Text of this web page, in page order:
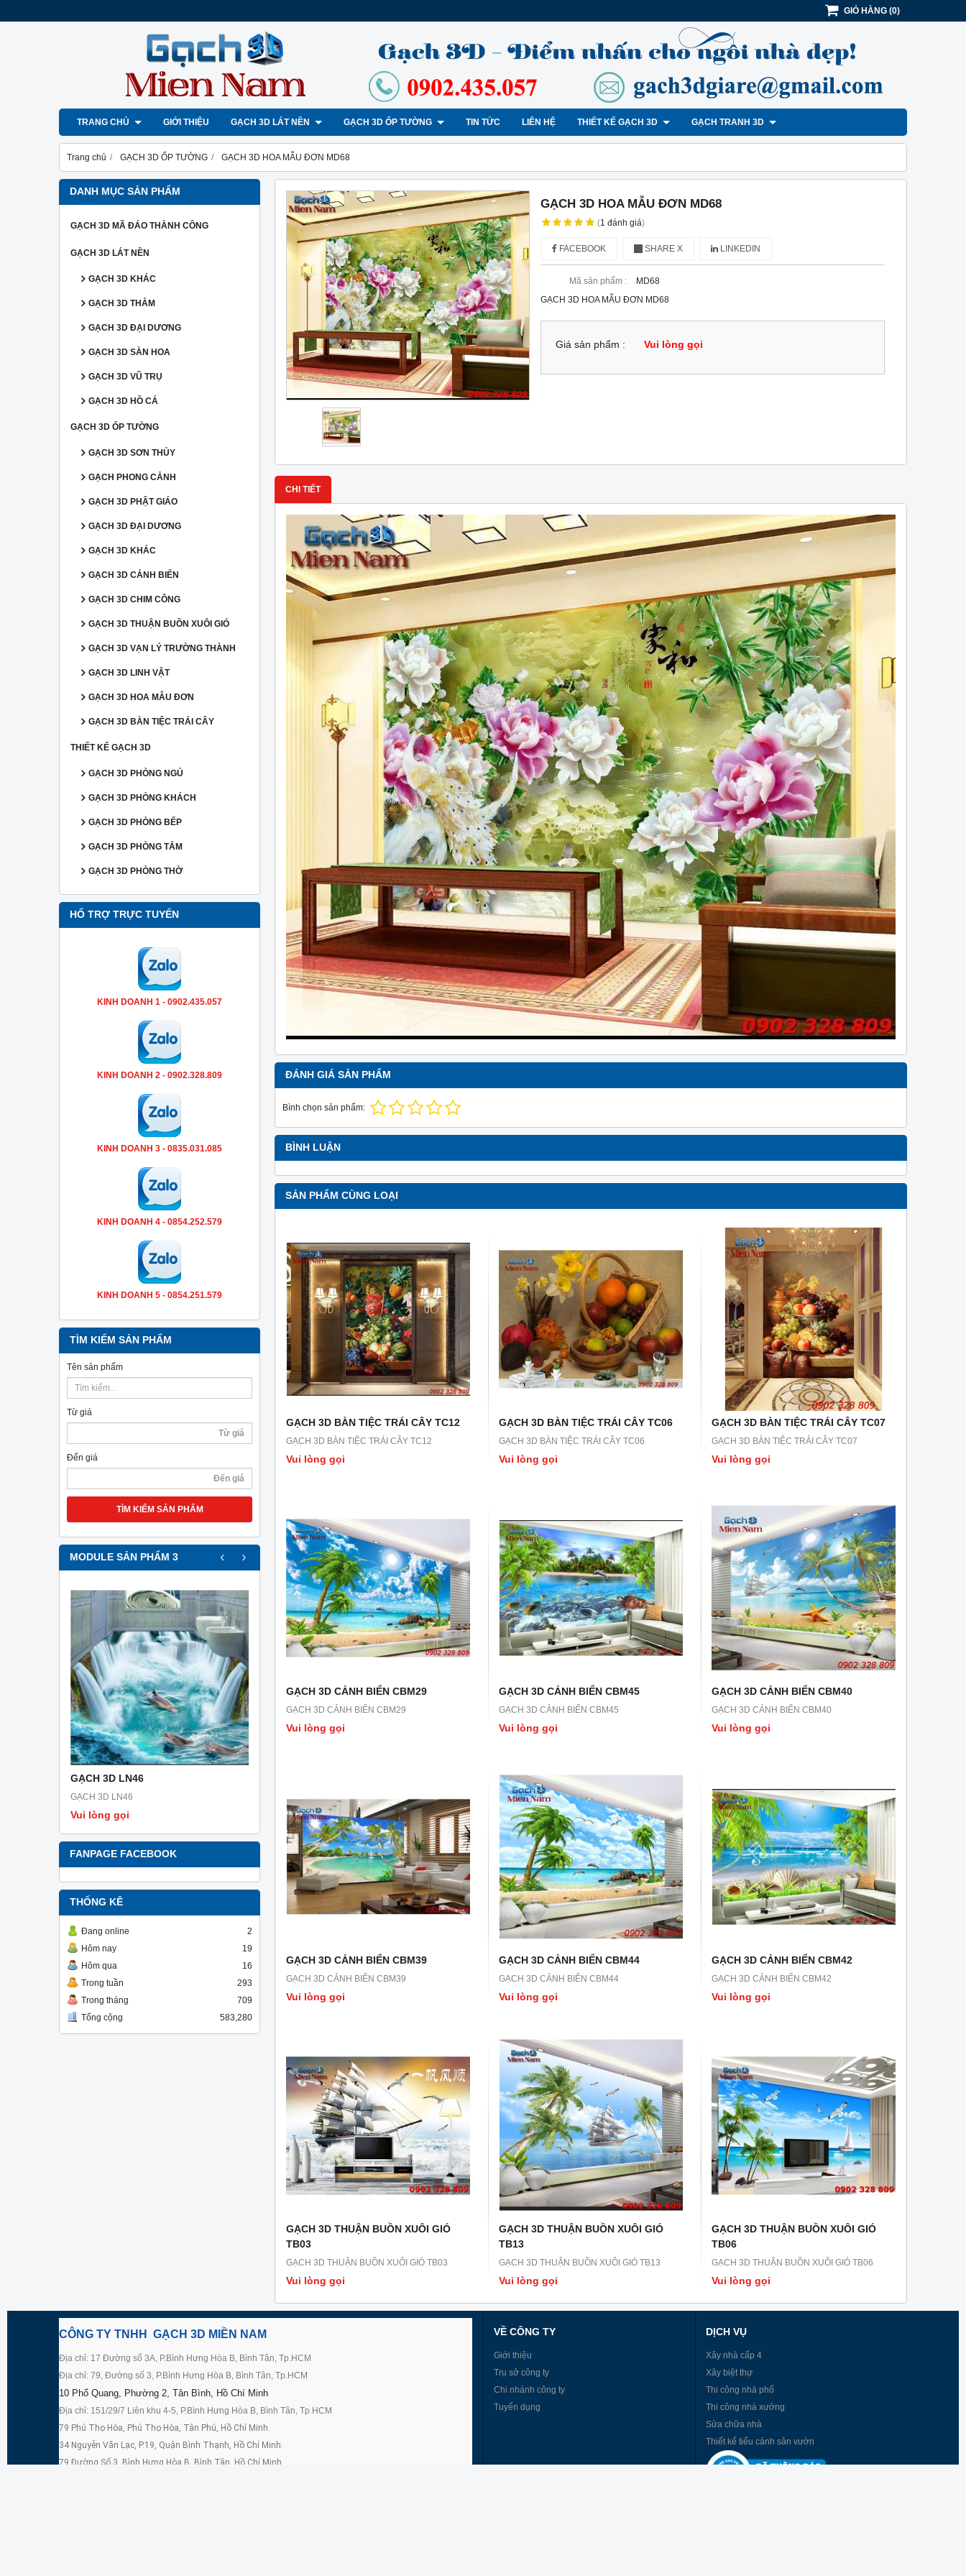
GIỎ HÀNG (0)
TRANG CHỦ GIỚI THIỆU GẠCH 3D LÁT NỀN GẠCH 3D ỐP TƯỜNG TIN TỨC LIÊN HỆ THIẾT KẾ GẠCH 3D GẠCH TRANH 3D
Trang chủ GẠCH 3D ỐP TƯỜNG GẠCH 3D HOA MẪU ĐƠN MD68
DANH MỤC SẢN PHẨM
GẠCH 3D MÃ ĐÁO THÀNH CÔNG
GẠCH 3D LÁT NỀN
GẠCH 3D KHÁC
GẠCH 3D THẢM
GẠCH 3D ĐẠI DƯƠNG
GẠCH 3D SÀN HOA
GẠCH 3D VŨ TRỤ
GẠCH 3D HỒ CÁ
GẠCH 3D ỐP TƯỜNG
GẠCH 3D SƠN THỦY
GẠCH PHONG CẢNH
GẠCH 3D PHẬT GIÁO
GẠCH 3D ĐẠI DƯƠNG
GẠCH 3D KHÁC
GẠCH 3D CẢNH BIỂN
GẠCH 3D CHIM CÔNG
GẠCH 3D THUẬN BUỒN XUÔI GIÓ
GẠCH 3D VẠN LÝ TRƯỜNG THÀNH
GẠCH 3D LINH VẬT
GẠCH 3D HOA MẪU ĐƠN
GẠCH 3D BÀN TIỆC TRÁI CÂY
THIẾT KẾ GẠCH 3D
GẠCH 3D PHÒNG NGỦ
GẠCH 3D PHÒNG KHÁCH
GẠCH 3D PHÒNG BẾP
GẠCH 3D PHÒNG TẮM
GẠCH 3D PHÒNG THỜ
HỔ TRỢ TRỰC TUYẾN
KINH DOANH 1 - 0902.435.057
KINH DOANH 2 - 0902.328.809
KINH DOANH 3 - 0835.031.085
KINH DOANH 4 - 0854.252.579
KINH DOANH 5 - 0854.251.579
TÌM KIẾM SẢN PHẨM
Tên sản phẩm
Từ giá
Đến giá
TÌM KIẾM SẢN PHẨM
MODULE SẢN PHẨM 3
GẠCH 3D LN46
GẠCH 3D LN46
Vui lòng gọi
GẠCH 3D LN45
Vui lòng gọi
GẠCH 3D LN44
GẠCH 3D LN44
Vui lòng gọi
GẠCH 3D LN43
GẠCH 3D LN43
Vui lòng gọi
GẠCH 3D LN42
Vui lòng gọi
‹ ›
FANPAGE FACEBOOK
THỐNG KÊ
Đang online
2
Hôm nay
19
Hôm qua
16
Trong tuần
293
Trong tháng
709
Tổng cộng
583,280
GẠCH 3D HOA MẪU ĐƠN MD68
(1đánh giá)
FACEBOOK SHARE X LINKEDIN
Mã sản phẩm :
MD68
GẠCH 3D HOA MẪU ĐƠN MD68
Giá sản phẩm : Vui lòng gọi
CHI TIẾT
ĐÁNH GIÁ SẢN PHẨM
Bình chọn sản phẩm:
BÌNH LUẬN
SẢN PHẨM CÙNG LOẠI
GẠCH 3D BÀN TIỆC TRÁI CÂY TC12
GẠCH 3D BÀN TIỆC TRÁI CÂY TC12
Vui lòng gọi
GẠCH 3D BÀN TIỆC TRÁI CÂY TC06
GẠCH 3D BÀN TIỆC TRÁI CÂY TC06
Vui lòng gọi
GẠCH 3D BÀN TIỆC TRÁI CÂY TC07
GẠCH 3D BÀN TIỆC TRÁI CÂY TC07
Vui lòng gọi
GẠCH 3D CẢNH BIỂN CBM29
GẠCH 3D CẢNH BIỂN CBM29
Vui lòng gọi
GẠCH 3D CẢNH BIỂN CBM45
GẠCH 3D CẢNH BIỂN CBM45
Vui lòng gọi
GẠCH 3D CẢNH BIỂN CBM40
GẠCH 3D CẢNH BIỂN CBM40
Vui lòng gọi
GẠCH 3D CẢNH BIỂN CBM39
GẠCH 3D CẢNH BIỂN CBM39
Vui lòng gọi
GẠCH 3D CẢNH BIỂN CBM44
GẠCH 3D CẢNH BIỂN CBM44
Vui lòng gọi
GẠCH 3D CẢNH BIỂN CBM42
GẠCH 3D CẢNH BIỂN CBM42
Vui lòng gọi
GẠCH 3D THUẬN BUỒN XUÔI GIÓ
TB03
GẠCH 3D THUẬN BUỒN XUÔI GIÓ TB03
Vui lòng gọi
GẠCH 3D THUẬN BUỒN XUÔI GIÓ
TB13
GẠCH 3D THUẬN BUỒN XUÔI GIÓ TB13
Vui lòng gọi
GẠCH 3D THUẬN BUỒN XUÔI GIÓ
TB06
GẠCH 3D THUẬN BUỒN XUÔI GIÓ TB06
Vui lòng gọi
CÔNG TY TNHH GẠCH 3D MIỀN NAM
Địa chỉ: 17 Đường số 3A, P.Bình Hưng Hòa B, Bình Tân, Tp.HCM
Địa chỉ: 79, Đường số 3, P.Bình Hưng Hòa B, Bình Tân, Tp.HCM
10 Phổ Quang, Phường 2, Tân Bình, Hồ Chí Minh
Địa chỉ: 151/29/7 Liên khu 4-5, P.Bình Hưng Hòa B, Bình Tân, Tp.HCM
79 Phú Thọ Hòa, Phú Thọ Hòa, Tân Phú, Hồ Chí Minh.
34 Nguyễn Văn Lạc, P.19, Quận Bình Thạnh, Hồ Chí Minh.
79 Đường Số 3, Bình Hưng Hòa B, Bình Tân, Hồ Chí Minh
VỀ CÔNG TY
Giới thiệu
Trụ sở công ty
Chi nhánh công ty
Tuyển dụng
DỊCH VỤ
Xây nhà cấp 4
Xây biệt thự
Thi công nhà phố
Thi công nhà xưởng
Sửa chữa nhà
Thiết kế tiểu cảnh sân vườn